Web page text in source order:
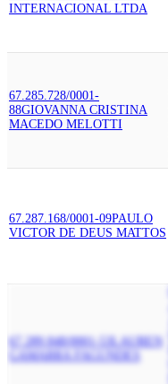
INTERNACIONAL LTDA
67.285.728/0001-
88GIOVANNA CRISTINA
MACEDO MELOTTI
67.287.168/0001-09PAULO
VICTOR DE DEUS MATTOS
67.289.848/0001-53LAUREN
GAMARRA FAGUNDES